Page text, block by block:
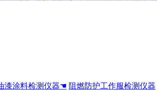
漆涂料检测仪器☚ 阻燃防护工作服检测仪器